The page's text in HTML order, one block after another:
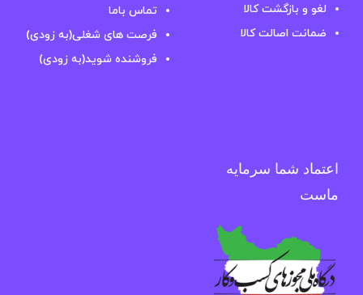
لغو و بازگشت کالا
ضمانت اصالت کالا
تماس باما
فرصت های شغلی(به زودی)
فروشنده شوید(به زودی)
اعتماد شما سرمایه
ماست